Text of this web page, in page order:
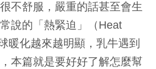
不舒服，嚴重的話甚至會生
說的「熱緊迫」（Heat
暖化越來越明顯，乳牛遇到
本篇就是要好好了解怎麼幫